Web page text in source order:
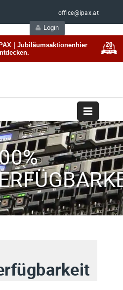
office@ipax.at
Login
| Jubiläumsaktionenhier